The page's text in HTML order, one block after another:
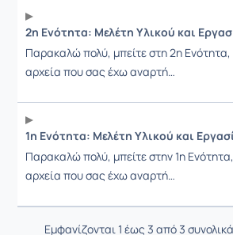
2η Ενότητα: Μελέτη Υλικού και
Παρακαλώ πολύ, μπείτε στη 2η Ενότητα,
αρχεία που σας έχω αναρτή…
1η Ενότητα: Μελέτη Υλικού και
Παρακαλώ πολύ, μπείτε στην 1η
αρχεία που σας έχω αναρτή…
Εμφανίζονται 1 έως 3 από 3